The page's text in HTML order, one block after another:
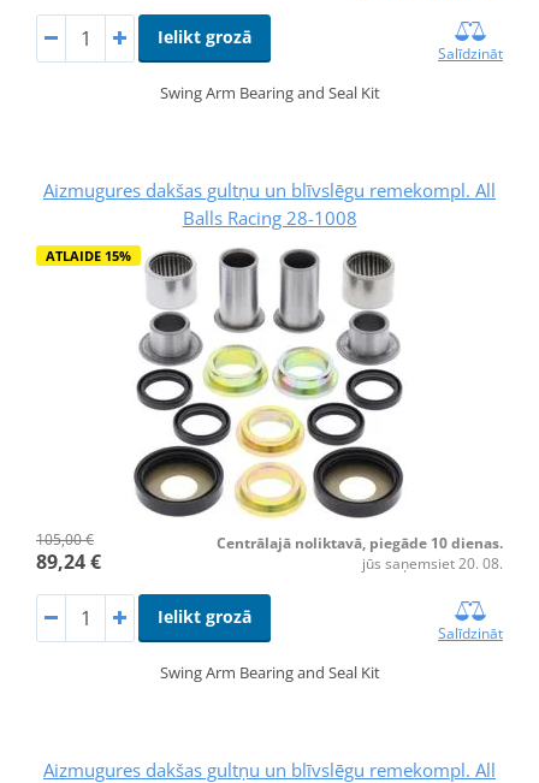
Ielikt grozā
Salīdzināt
Swing Arm Bearing and Seal Kit
Aizmugures dakšas gultņu un blīvslēgu remekompl. All
Balls Racing 28-1008
ATLAIDE 15%
105,00 €
89,24 €
Centrālajā noliktavā, piegāde 10 dienas.
jūs saņemsiet 20. 08.
Ielikt grozā
Salīdzināt
Swing Arm Bearing and Seal Kit
Aizmugures dakšas gultņu un blīvslēgu remekompl. All